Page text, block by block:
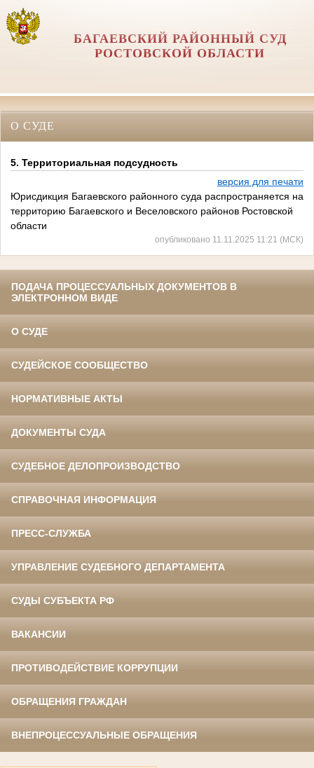
БАГАЕВСКИЙ РАЙОННЫЙ СУД
РОСТОВСКОЙ ОБЛАСТИ
О СУДЕ
5. Территориальная подсудность
версия для печати
Юрисдикция Багаевского районного суда распространяется на
территорию Багаевского и Веселовского районов Ростовской
области
опубликовано 11.11.2025 11:21 (МСК)
ПОДАЧА ПРОЦЕССУАЛЬНЫХ ДОКУМЕНТОВ В
ЭЛЕКТРОННОМ ВИДЕ
О СУДЕ
СУДЕЙСКОЕ СООБЩЕСТВО
НОРМАТИВНЫЕ АКТЫ
ДОКУМЕНТЫ СУДА
СУДЕБНОЕ ДЕЛОПРОИЗВОДСТВО
СПРАВОЧНАЯ ИНФОРМАЦИЯ
ПРЕСС-СЛУЖБА
УПРАВЛЕНИЕ СУДЕБНОГО ДЕПАРТАМЕНТА
СУДЫ СУБЪЕКТА РФ
ВАКАНСИИ
ПРОТИВОДЕЙСТВИЕ КОРРУПЦИИ
ОБРАЩЕНИЯ ГРАЖДАН
ВНЕПРОЦЕССУАЛЬНЫЕ ОБРАЩЕНИЯ